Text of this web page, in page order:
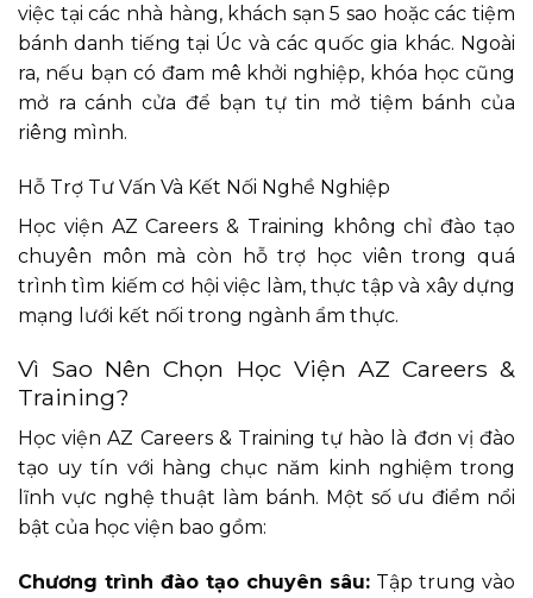
việc tại các nhà hàng, khách sạn 5 sao hoặc các tiệm
bánh danh tiếng tại Úc và các quốc gia khác. Ngoài
ra, nếu bạn có đam mê khởi nghiệp, khóa học cũng
mở ra cánh cửa để bạn tự tin mở tiệm bánh của
riêng mình.
Hỗ Trợ Tư Vấn Và Kết Nối Nghề Nghiệp
Học viện AZ Careers & Training không chỉ đào tạo
chuyên môn mà còn hỗ trợ học viên trong quá
trình tìm kiếm cơ hội việc làm, thực tập và xây dựng
mạng lưới kết nối trong ngành ẩm thực.
Vì Sao Nên Chọn Học Viện AZ Careers &
Training?
Học viện AZ Careers & Training tự hào là đơn vị đào
tạo uy tín với hàng chục năm kinh nghiệm trong
lĩnh vực nghệ thuật làm bánh. Một số ưu điểm nổi
bật của học viện bao gồm:
Chương trình đào tạo chuyên sâu: Tập trung vào